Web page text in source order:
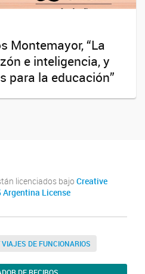
Montemayor, “La
e inteligencia, y
para la educación”
licenciados bajo Creative
Argentina License
VIAJES DE FUNCIONARIOS
DE RECIBOS